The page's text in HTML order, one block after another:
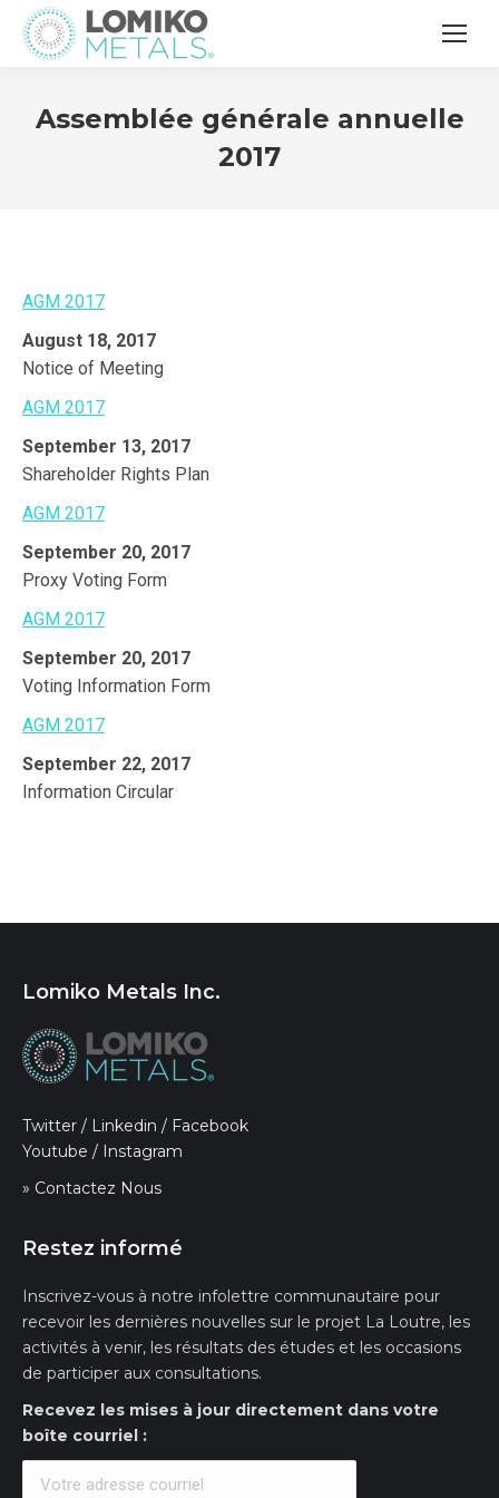
Assemblée générale annuelle
2017
AGM 2017
August 18, 2017
Notice of Meeting
AGM 2017
September 13, 2017
Shareholder Rights Plan
AGM 2017
September 20, 2017
Proxy Voting Form
AGM 2017
September 20, 2017
Voting Information Form
AGM 2017
September 22, 2017
Information Circular
Lomiko Metals Inc.
Twitter / Linkedin / Facebook
Youtube / Instagram
» Contactez Nous
Restez informé
Inscrivez-vous à notre infolettre communautaire pour
recevoir les dernières nouvelles sur le projet La Loutre, les
activités à venir, les résultats des études et les occasions
de participer aux consultations.
Recevez les mises à jour directement dans votre
boîte courriel :